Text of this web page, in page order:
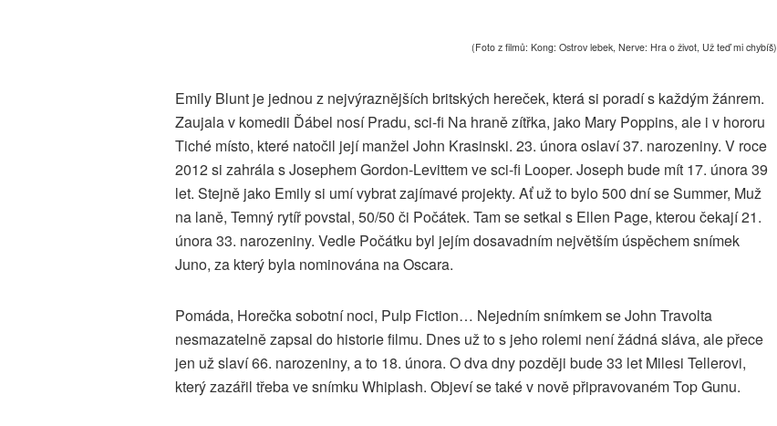
(Foto z filmů: Kong: Ostrov lebek, Nerve: Hra o život, Už teď mi chybíš)
Emily Blunt je jednou z nejvýraznějších britských hereček, která si poradí s každým žánrem.
Zaujala v komedii Ďábel nosí Pradu, sci-fi Na hraně zítřka, jako Mary Poppins, ale i v hororu
Tiché místo, které natočil její manžel John Krasinski. 23. února oslaví 37. narozeniny. V roce
2012 si zahrála s Josephem Gordon-Levittem ve sci-fi Looper. Joseph bude mít 17. února 39
let. Stejně jako Emily si umí vybrat zajímavé projekty. Ať už to bylo 500 dní se Summer, Muž
na laně, Temný rytíř povstal, 50/50 či Počátek. Tam se setkal s Ellen Page, kterou čekají 21.
února 33. narozeniny. Vedle Počátku byl jejím dosavadním největším úspěchem snímek
Juno, za který byla nominována na Oscara.
Pomáda, Horečka sobotní noci, Pulp Fiction… Nejedním snímkem se John Travolta
nesmazatelně zapsal do historie filmu. Dnes už to s jeho rolemi není žádná sláva, ale přece
jen už slaví 66. narozeniny, a to 18. února. O dva dny později bude 33 let Milesi Tellerovi,
který zazářil třeba ve snímku Whiplash. Objeví se také v nově připravovaném Top Gunu.